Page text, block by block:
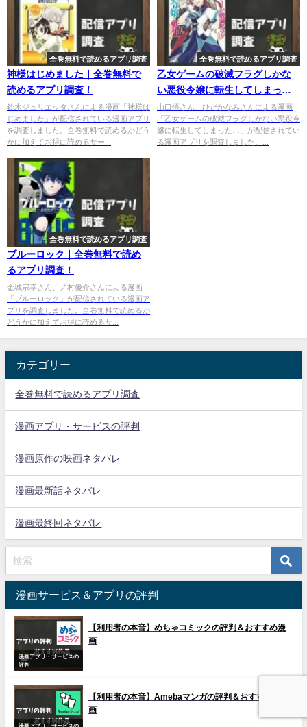
全巻無料で読めるアプリ調査
神様はじめました｜全巻無料で
読めるアプリ調査！
鈴木ジュリエッタさんによる漫画「神様は
じめました」が配信されている漫画アプリ
を調査しました。全巻無料で読めるかどう
かに加えてお得に読めるサー...
全巻無料で読めるアプリ調査
乙女ゲームの破滅フラグしかな
い悪役令嬢に転生してしまっ
た…｜全巻無料で読めるアプリ
調査！
山口悟さん、ひだかなみさんによる漫画
「乙女ゲームの破滅フラグしかない悪役令
嬢に転生してしまった…」が配信されてい
る漫画アプリを調査しました。...
全巻無料で読めるアプリ調査
ブルーロック｜全巻無料で読め
るアプリ調査！
金城宗幸さん、ノ村優介さんによる漫画
「ブルーロック」が配信されている漫画ア
プリを調査しました。全巻無料で読めるか
どうかに加えてお得に読めるサ...
カテゴリー
全巻無料で読めるアプリ調査
漫画アプリ・サービスの評判
漫画原作の映画ネタバレ
漫画最新話ネタバレ
漫画最終回ネタバレ
漫画サービス＆アプリの評判
漫画アプリ・サービスの
評判
【利用者の本音】めちゃコミックの評判＆おすすめ漫
画
漫画アプリ・サービスの
【利用者の本音】Amebaマンガの評判＆おすすめ漫
画